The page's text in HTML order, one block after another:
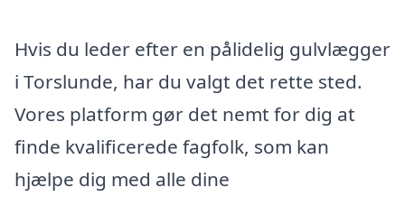
Hvis du leder efter en pålidelig gulvlægger
i Torslunde, har du valgt det rette sted.
Vores platform gør det nemt for dig at
finde kvalificerede fagfolk, som kan
hjælpe dig med alle dine